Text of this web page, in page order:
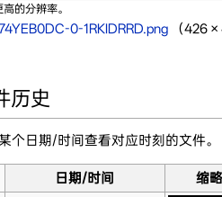
的分辨率。
0-1RKIDRRD.png‎
（426
历史
个日期/时间查看对应时刻的文件。
日期/时间
缩